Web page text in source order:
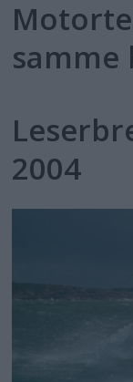
samme
2004